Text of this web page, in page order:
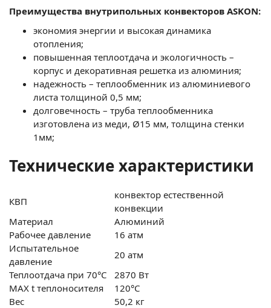
Преимущества внутрипольных конвекторов ASKON:
экономия энергии и высокая динамика
отопления;
повышенная теплоотдача и экологичность –
корпус и декоративная решетка из алюминия;
надежность – теплообменник из алюминиевого
листа толщиной 0,5 мм;
долговечность – труба теплообменника
изготовлена из меди, Ø15 мм, толщина стенки
1мм;
Технические характеристики
КВП
конвектор естественной
конвекции
Материал
Алюминий
Рабочее давление
16 атм
Испытательное
давление
20 атм
Теплоотдача при 70°С
2870 Вт
MAX t теплоносителя
120°С
Вес
50,2 кг